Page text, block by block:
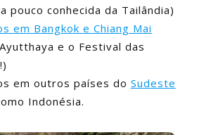
pouco conhecida da Tailândia)
em Bangkok e Chiang Mai
e o Festival das
em outros países do Sudeste
Indonésia.